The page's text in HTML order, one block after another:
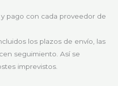
pago con cada proveedor de
los plazos de envío, las
seguimiento. Así se
imprevistos.